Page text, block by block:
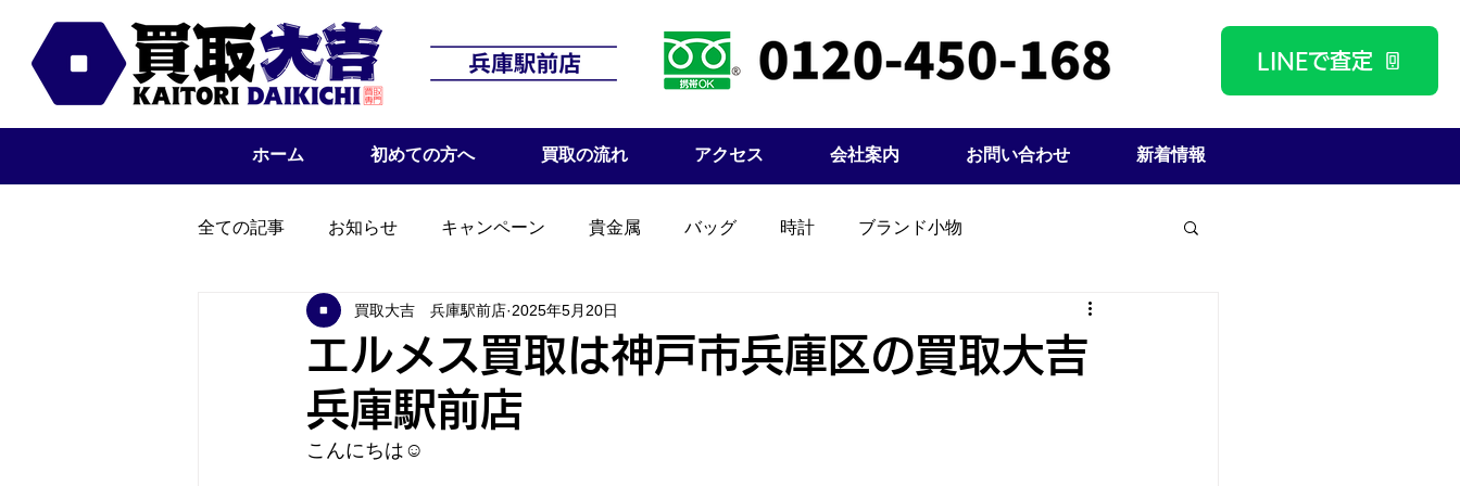
LINEで査定
ホーム 初めての方へ 買取の流れ アクセス 会社案内 お問い合わせ 新着情報
全ての記事 お知らせ キャンペーン 貴金属 バッグ 時計 ブランド小物
エルメス買取は神戸市兵庫区の買取大吉
兵庫駅前店
買取大吉 兵庫駅前店 2025年5月20日
こんにちは☺